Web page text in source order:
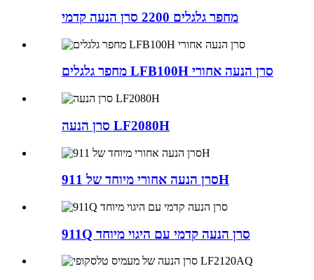
מחפר גלגלים 2200 סרן הנעה קדמי
מחפר גלגלים LFB100H סרן הנעה אחורי
סרן הנעה LF2080H
סרן הנעה אחורי מיוחד של 911H
911Q סרן הנעה קדמי עם היגוי מיוחד